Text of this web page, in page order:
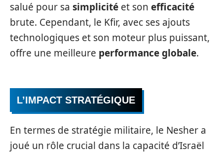
salué pour sa simplicité et son efficacité
brute. Cependant, le Kfir, avec ses ajouts
technologiques et son moteur plus puissant,
offre une meilleure performance globale.
L’IMPACT STRATÉGIQUE
En termes de stratégie militaire, le Nesher a
joué un rôle crucial dans la capacité d’Israël